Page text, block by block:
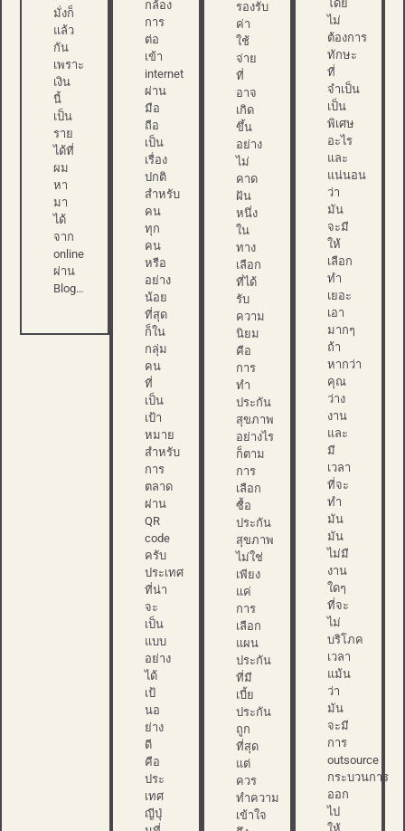
มั่งก็
แล้ว
กัน
เพราะ
เงิน
นี้
เป็น
ราย
ได้ที่
ผม
หา
มา
ได้
จาก
online
ผ่าน
Blog…
กล้อง
การ
ต่อ
เข้า
internet
ผ่าน
มือ
ถือ
เป็น
เรื่อง
ปกติ
สำหรับ
คน
ทุก
คน
หรือ
อย่าง
น้อย
ที่สุด
ก็ใน
กลุ่ม
คน
ที่
เป็น
เป้า
หมาย
สำหรับ
การ
ตลาด
ผ่าน
QR
code
ครับ
ประเทศ
ที่น่า
จะ
เป็น
แบบ
อย่าง
ได้
เป้
นอ
ย่าง
ดี
คือ
ประ
เทศ
ญีปุ่
รองรับ
ค่า
ใช้
จ่าย
ที่
อาจ
เกิด
ขึ้น
อย่าง
ไม่
คาด
ฝัน
หนึ่ง
ใน
ทาง
เลือก
ที่ได้
รับ
ความ
นิยม
คือ
การ
ทำ
ประกัน
สุขภาพ
อย่างไร
ก็ตาม
การ
เลือก
ซื้อ
ประกัน
สุขภาพ
ไม่ใช่
เพียง
แค่
การ
เลือก
แผน
ประกัน
ที่มี
เบี้ย
ประกัน
ถูก
ที่สุด
แต่
ควร
ทำความ
เข้าใจ
โดย
ไม่
ต้องการ
ทักษะ
ที่
จำเป็น
เป็น
พิเศษ
อะไร
และ
แน่นอน
ว่า
มัน
จะมี
ให้
เลือก
ทำ
เยอะ
เอา
มากๆ
ถ้า
หากว่า
คุณ
ว่าง
งาน
และ
มี
เวลา
ที่จะ
ทำ
มัน
มัน
ไม่มี
งาน
ใดๆ
ที่จะ
ไม่
บริโภค
เวลา
แม้น
ว่า
มัน
จะมี
การ
outsource
กระบวนการ
ออก
ไป